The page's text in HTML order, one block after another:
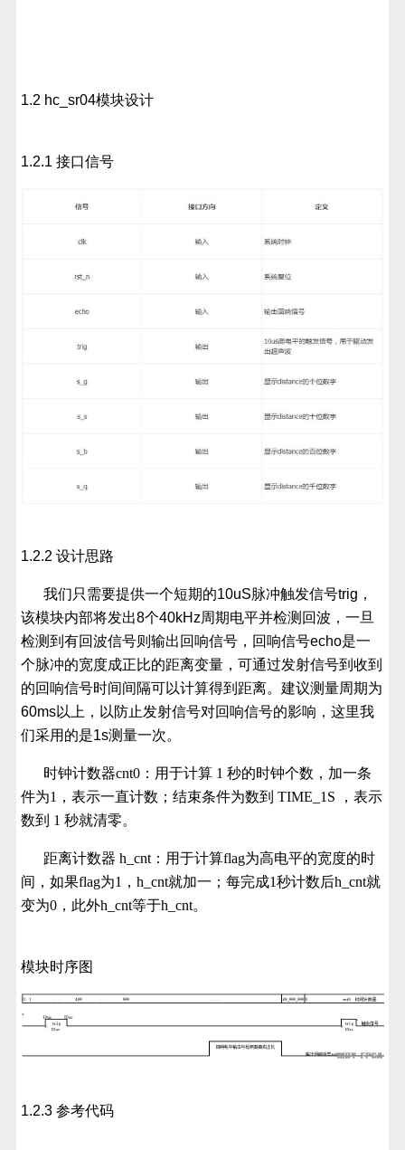
1.2 hc_sr04模块设计
1.2.1 接口信号
1.2.2 设计思路
我们只需要提供一个短期的10uS脉冲触发信号trig，
该模块内部将发出8个40kHz周期电平并检测回波，一旦
检测到有回波信号则输出回响信号，回响信号echo是一
个脉冲的宽度成正比的距离变量，可通过发射信号到收到
的回响信号时间间隔可以计算得到距离。建议测量周期为
60ms以上，以防止发射信号对回响信号的影响，这里我
们采用的是1s测量一次。
时钟计数器cnt0：用于计算 1 秒的时钟个数，加一条
件为1，表示一直计数；结束条件为数到 TIME_1S ，表示
数到 1 秒就清零。
距离计数器 h_cnt：用于计算flag为高电平的宽度的时
间，如果flag为1，h_cnt就加一；每完成1秒计数后h_cnt就
变为0，此外h_cnt等于h_cnt。
模块时序图
1.2.3 参考代码